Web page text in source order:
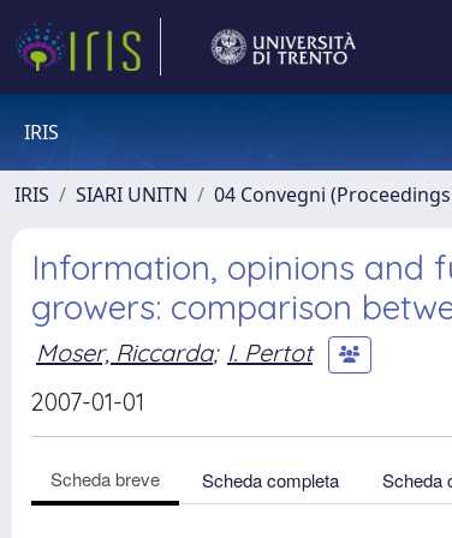
IRIS
IRIS SIARI UNITN 04 Convegni
Information, opinions and
growers: comparison
Moser, Riccarda; I. Pertot
2007-01-01
Scheda breve Scheda completa Scheda